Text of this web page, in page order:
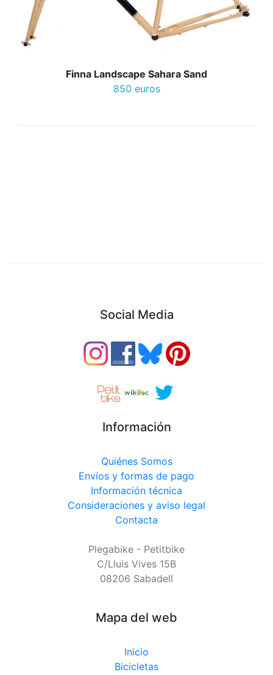
Finna Landscape Sahara Sand
850 euros
Social Media
Información
Quiénes Somos
Envíos y formas de pago
Información técnica
Consideraciones y aviso legal
Contacta
Plegabike - Petitbike
C/Lluis Vives 15B
08206 Sabadell
Mapa del web
Inicio
Bicicletas